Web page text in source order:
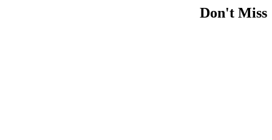
Don't Miss